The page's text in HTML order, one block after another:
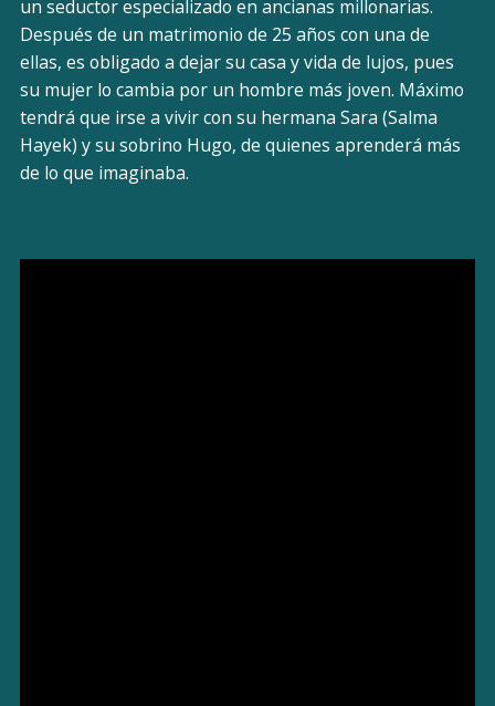
un seductor especializado en ancianas millonarias.
Después de un matrimonio de 25 años con una de
ellas, es obligado a dejar su casa y vida de lujos, pues
su mujer lo cambia por un hombre más joven. Máximo
tendrá que irse a vivir con su hermana Sara (Salma
Hayek) y su sobrino Hugo, de quienes aprenderá más
de lo que imaginaba.